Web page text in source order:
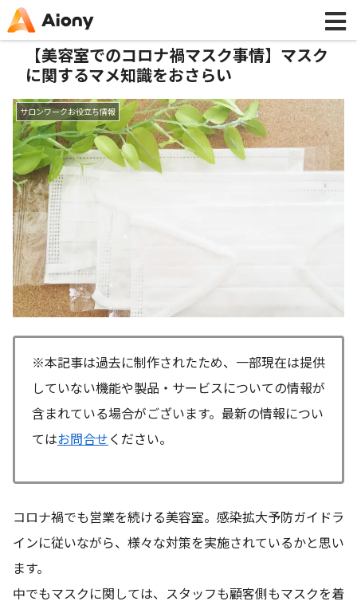
【美容室でのコロナ禍マスク事情】マスク
に関するマメ知識をおさらい
サロンワークお役立ち情報
※本記事は過去に制作されたため、一部現在は提供
していない機能や製品・サービスについての情報が
含まれている場合がございます。最新の情報につい
てはお問合せください。
コロナ禍でも営業を続ける美容室。感染拡大予防ガイドラ
インに従いながら、様々な対策を実施されているかと思い
ます。
中でもマスクに関しては、スタッフも顧客側もマスクを着